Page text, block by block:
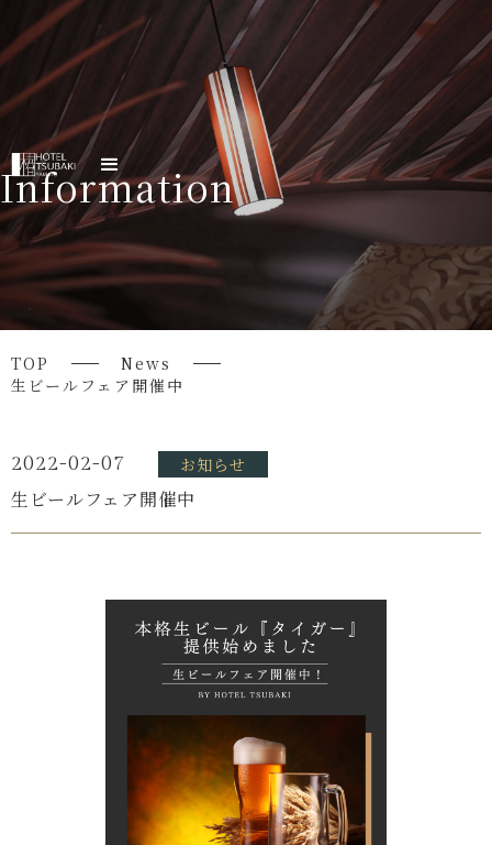
Information
TOP
News
生ビールフェア開催中
2022-02-07 お知らせ
生ビールフェア開催中